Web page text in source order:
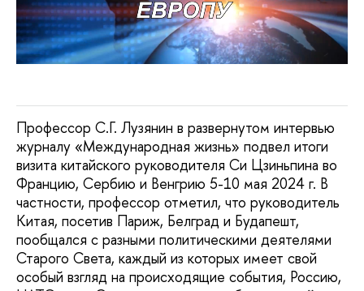
Профессор С.Г. Лузянин в развернутом интервью
журналу «Международная жизнь» подвел итоги
визита китайского руководителя Си Цзиньпина во
Францию, Сербию и Венгрию 5-10 мая 2024 г. В
частности, профессор отметил, что руководитель
Китая, посетив Париж, Белград и Будапешт,
пообщался с разными политическими деятелями
Старого Света, каждый из которых имеет свой
особый взгляд на происходящие события, Россию,